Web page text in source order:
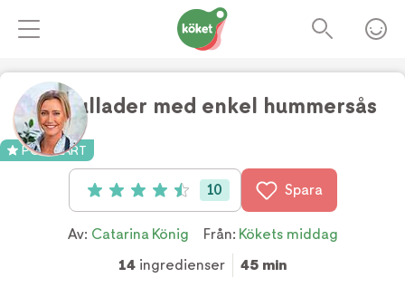
Gösrullader med enkel hummersås
POPULÄRT
Betyg: 4.5 av 5 (10 röster)
10 Spara
Av: Catarina König Från: Kökets middag
14 ingredienser 45 min